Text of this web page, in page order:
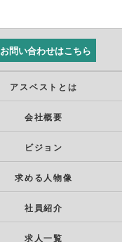
お問い合わせはこちら
アスベストとは
会社概要
ビジョン
求める人物像
社員紹介
求人一覧